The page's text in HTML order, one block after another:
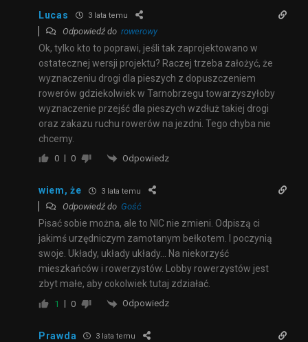
Lucas 3 lata temu
Odpowiedź do rowerowy
Ok, tylko kto to poprawi, jeśli tak zaprojektowano w
ostatecznej wersji projektu? Raczej trzeba założyć, że
wyznaczeniu drogi dla pieszych z dopuszczeniem
rowerów gdziekolwiek w Tarnobrzegu towarzyszyłoby
wyznaczenie przejść dla pieszych wzdłuż takiej drogi
oraz zakazu ruchu rowerów na jezdni. Tego chyba nie
chcemy.
0 0 Odpowiedz
wiem, że 3 lata temu
Odpowiedź do Gość
Pisać sobie można, ale to NIC nie zmieni. Odpiszą ci
jakimś urzędniczym zamotanym bełkotem. I poczynią
swoje. Układy, układy układy… Na niekorzyść
mieszkańców i rowerzystów. Lobby rowerzystów jest
zbyt małe, aby cokolwiek tutaj zdziałać.
1 0 Odpowiedz
Prawda 3 lata temu